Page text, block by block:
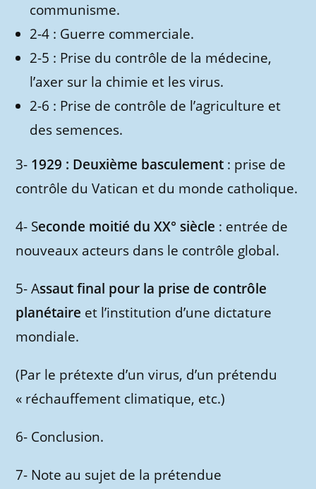
communisme.
2-4 : Guerre commerciale.
2-5 : Prise du contrôle de la médecine,
l’axer sur la chimie et les virus.
2-6 : Prise de contrôle de l’agriculture et
des semences.
3- 1929 : Deuxième basculement : prise de
contrôle du Vatican et du monde catholique.
4- Seconde moitié du XX° siècle : entrée de
nouveaux acteurs dans le contrôle global.
5- Assaut final pour la prise de contrôle
planétaire et l’institution d’une dictature
mondiale.
(Par le prétexte d’un virus, d’un prétendu
« réchauffement climatique, etc.)
6- Conclusion.
7- Note au sujet de la prétendue